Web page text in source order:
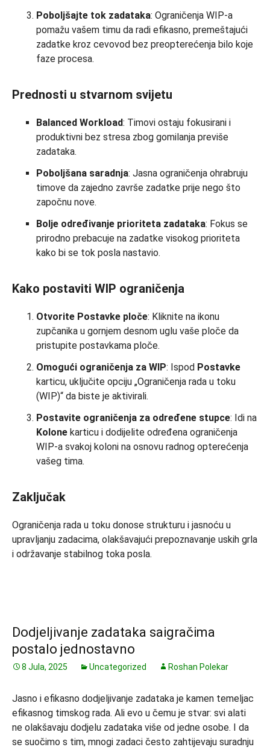
Poboljšajte tok zadataka: Ograničenja WIP-a
pomažu vašem timu da radi efikasno, premeštajući
zadatke kroz cevovod bez preopterećenja bilo koje
faze procesa.
Prednosti u stvarnom svijetu
Balanced Workload: Timovi ostaju fokusirani i
produktivni bez stresa zbog gomilanja previše
zadataka.
Poboljšana saradnja: Jasna ograničenja ohrabruju
timove da zajedno završe zadatke prije nego što
započnu nove.
Bolje određivanje prioriteta zadataka: Fokus se
prirodno prebacuje na zadatke visokog prioriteta
kako bi se tok posla nastavio.
Kako postaviti WIP ograničenja
Otvorite Postavke ploče: Kliknite na ikonu
zupčanika u gornjem desnom uglu vaše ploče da
pristupite postavkama ploče.
Omogući ograničenja za WIP: Ispod Postavke
karticu, uključite opciju „Ograničenja rada u toku
(WIP)“ da biste je aktivirali.
Postavite ograničenja za određene stupce: Idi na
Kolone karticu i dodijelite određena ograničenja
WIP-a svakoj koloni na osnovu radnog opterećenja
vašeg tima.
Zaključak
Ograničenja rada u toku donose strukturu i jasnoću u
upravljanju zadacima, olakšavajući prepoznavanje uskih grla
i održavanje stabilnog toka posla.
Dodjeljivanje zadataka saigračima
postalo jednostavno
8 Jula, 2025 Uncategorized Roshan Polekar
Jasno i efikasno dodjeljivanje zadataka je kamen temeljac
efikasnog timskog rada. Ali evo u čemu je stvar: svi alati
ne olakšavaju dodjelu zadataka više od jedne osobe. I da
se suočimo s tim, mnogi zadaci često zahtijevaju suradnju